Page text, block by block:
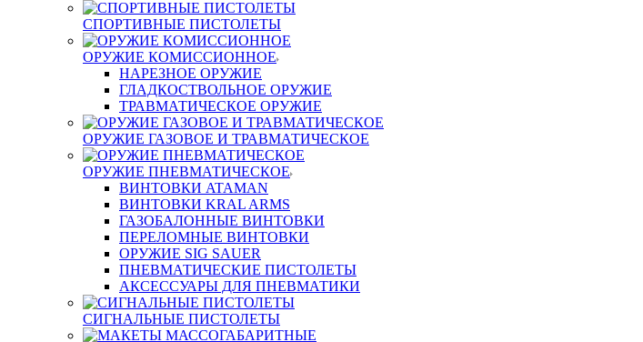
СПОРТИВНЫЕ ПИСТОЛЕТЫ
ОРУЖИЕ КОМИССИОННОЕ
НАРЕЗНОЕ ОРУЖИЕ
ГЛАДКОСТВОЛЬНОЕ ОРУЖИЕ
ТРАВМАТИЧЕСКОЕ ОРУЖИЕ
ОРУЖИЕ ГАЗОВОЕ И ТРАВМАТИЧЕСКОЕ
ОРУЖИЕ ПНЕВМАТИЧЕСКОЕ
ВИНТОВКИ ATAMAN
ВИНТОВКИ KRAL ARMS
ГАЗОБАЛОННЫЕ ВИНТОВКИ
ПЕРЕЛОМНЫЕ ВИНТОВКИ
ОРУЖИЕ SIG SAUER
ПНЕВМАТИЧЕСКИЕ ПИСТОЛЕТЫ
АКСЕССУАРЫ ДЛЯ ПНЕВМАТИКИ
СИГНАЛЬНЫЕ ПИСТОЛЕТЫ